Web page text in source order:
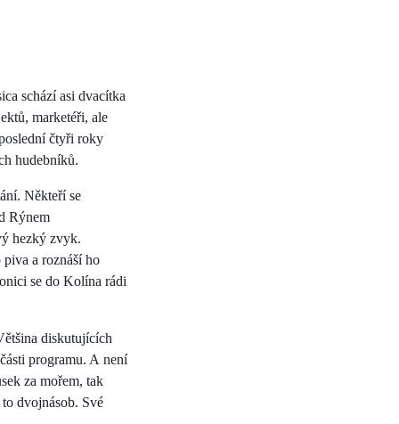
schází asi dvacítka
marketéři, ale
čtyři roky
hudebníků.
Někteří se
Rýnem
hezký zvyk.
a roznáší ho
se do Kolína rádi
diskutujících
programu. A není
za mořem, tak
dvojnásob. Své